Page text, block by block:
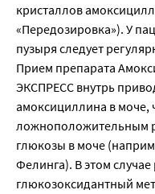
кристаллов
«Передозировка»). У
пузыря следует
Прием препарата
ЭКСПРЕСС внутрь
амоксициллина в моче,
ложноположительным
глюкозы в моче
Фелинга). В этом
глюкозоксидантный